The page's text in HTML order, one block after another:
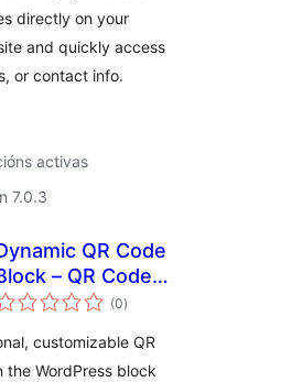
directly on your
and quickly access
or contact info.
activas
7.0.3
QR Code
– QR Code
with
(0valoracións
totais
)
customizable QR
WordPress block